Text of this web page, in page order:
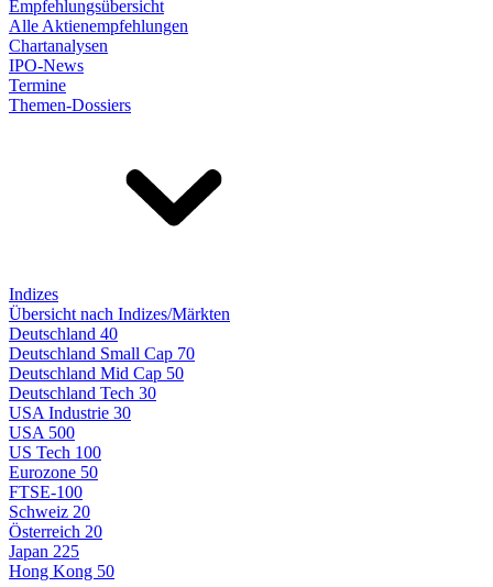
Empfehlungsübersicht
Alle Aktienempfehlungen
Chartanalysen
IPO-News
Termine
Themen-Dossiers
Indizes
Übersicht nach Indizes/Märkten
Deutschland 40
Deutschland Small Cap 70
Deutschland Mid Cap 50
Deutschland Tech 30
USA Industrie 30
USA 500
US Tech 100
Eurozone 50
FTSE-100
Schweiz 20
Österreich 20
Japan 225
Hong Kong 50